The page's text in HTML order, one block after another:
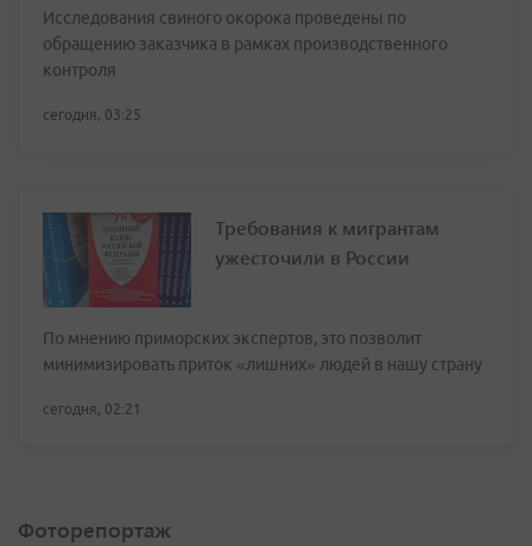
Исследования свиного окорока проведены по
обращению заказчика в рамках производственного
контроля
сегодня, 03:25
Требования к мигрантам
ужесточили в России
По мнению приморских экспертов, это позволит
минимизировать приток «лишних» людей в нашу страну
сегодня, 02:21
Фоторепортаж